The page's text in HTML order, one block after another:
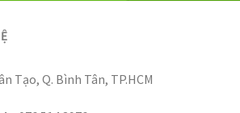
Tạo, Q. Bình Tân, TP.HCM